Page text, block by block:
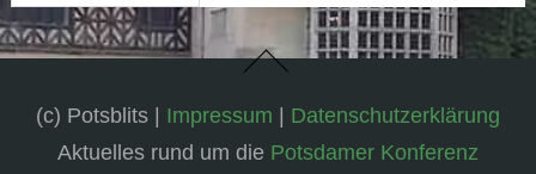
(c) Potsblits | Impressum | Datenschutzerklärung
Aktuelles rund um die Potsdamer Konferenz